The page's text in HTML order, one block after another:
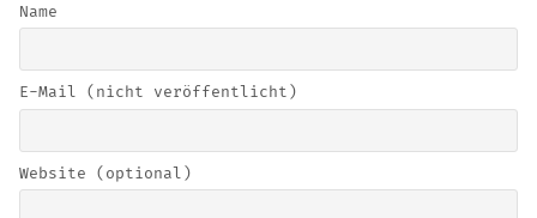
Name
E-Mail (nicht veröffentlicht)
Website (optional)